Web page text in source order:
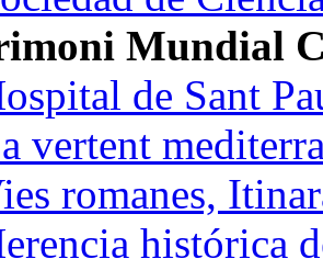
Mundial
de Sant
vertent
romanes,
histórica